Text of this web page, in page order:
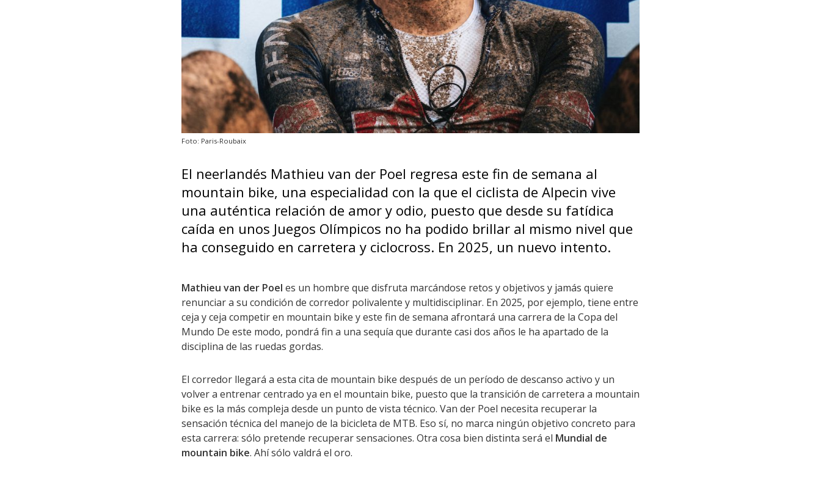
Foto: Paris-Roubaix
El neerlandés Mathieu van der Poel regresa este fin de semana al
mountain bike, una especialidad con la que el ciclista de Alpecin vive
una auténtica relación de amor y odio, puesto que desde su fatídica
caída en unos Juegos Olímpicos no ha podido brillar al mismo nivel que
ha conseguido en carretera y ciclocross. En 2025, un nuevo intento.
Mathieu van der Poel es un hombre que disfruta marcándose retos y objetivos y jamás quiere
renunciar a su condición de corredor polivalente y multidisciplinar. En 2025, por ejemplo, tiene entre
ceja y ceja competir en mountain bike y este fin de semana afrontará una carrera de la Copa del
Mundo De este modo, pondrá fin a una sequía que durante casi dos años le ha apartado de la
disciplina de las ruedas gordas.
El corredor llegará a esta cita de mountain bike después de un período de descanso activo y un
volver a entrenar centrado ya en el mountain bike, puesto que la transición de carretera a mountain
bike es la más compleja desde un punto de vista técnico. Van der Poel necesita recuperar la
sensación técnica del manejo de la bicicleta de MTB. Eso sí, no marca ningún objetivo concreto para
esta carrera: sólo pretende recuperar sensaciones. Otra cosa bien distinta será el Mundial de
mountain bike. Ahí sólo valdrá el oro.